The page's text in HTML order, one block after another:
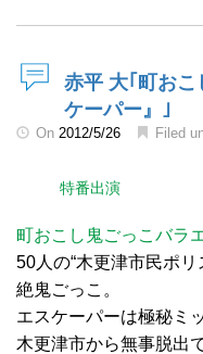
赤平 大｢町お
ケーパー』｣
On 2012/5/26 Filed
特番出演
町おこし鬼ごっこバラ
50人の“木更津市民ポリ
絶鬼ごっこ。
エスケーパーは極秘ミ
木更津市から無事脱出